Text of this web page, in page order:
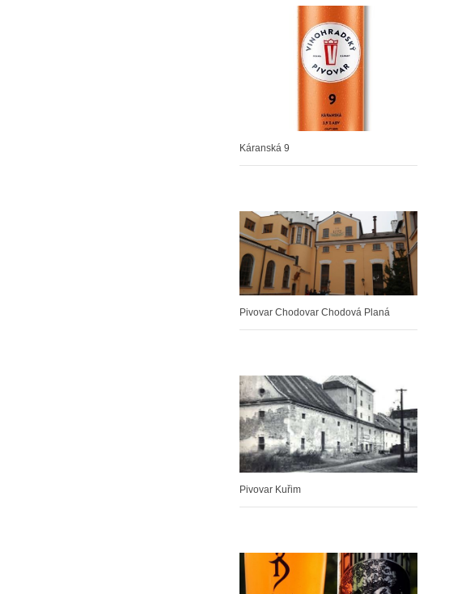
Káranská 9
Pivovar Chodovar Chodová Planá
Pivovar Kuřim